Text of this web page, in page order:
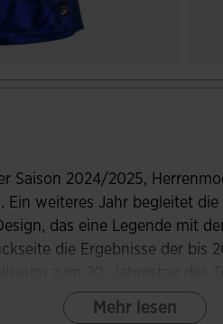
Saison 2024/2025,
Ein weiteres Jahr begleitet
das eine Legende mit
die Ergebnisse der bis
den Rasen als auch die
Mehr lesen